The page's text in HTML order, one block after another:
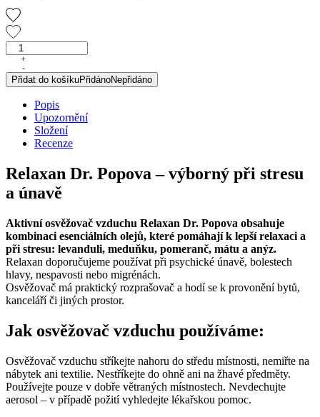
RELAXAN,
osvěžovač
vzduchu,
50
množství
+
-
Přidat do košíkuPřidánoNepřidáno
Popis
Upozornění
Složení
Recenze
Relaxan Dr. Popova – výborný při stresu
a únavě
Aktivní osvěžovač vzduchu Relaxan Dr. Popova obsahuje
kombinaci esenciálních olejů, které pomáhají k lepší relaxaci a
při stresu: levanduli, meduňku, pomeranč, mátu a anýz.
Relaxan doporučujeme používat při psychické únavě, bolestech
hlavy, nespavosti nebo migrénách.
Osvěžovač má praktický rozprašovač a hodí se k provonění bytů,
kanceláří či jiných prostor.
Jak osvěžovač vzduchu používáme:
Osvěžovač vzduchu stříkejte nahoru do středu místnosti, nemiřte na
nábytek ani textilie. Nestříkejte do ohně ani na žhavé předměty.
Používejte pouze v dobře větraných místnostech. Nevdechujte
aerosol – v případě požití vyhledejte lékařskou pomoc.